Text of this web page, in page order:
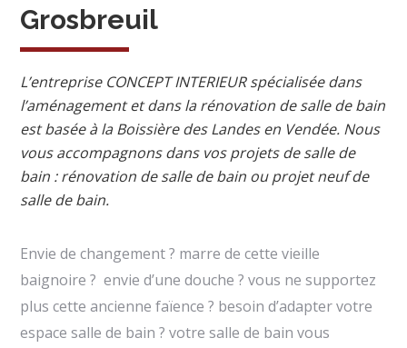
Grosbreuil
L’entreprise CONCEPT INTERIEUR spécialisée dans
l’aménagement et dans la rénovation de salle de bain
est basée à la Boissière des Landes en Vendée. Nous
vous accompagnons dans vos projets de salle de
bain : rénovation de salle de bain ou projet neuf de
salle de bain.
Envie de changement ? marre de cette vieille
baignoire ? envie d’une douche ? vous ne supportez
plus cette ancienne faïence ? besoin d’adapter votre
espace salle de bain ? votre salle de bain vous